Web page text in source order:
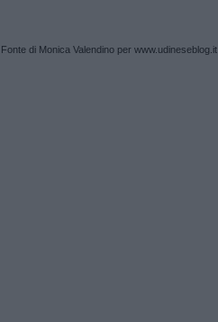
Fonte di Monica Valendino per www.udineseblog.it